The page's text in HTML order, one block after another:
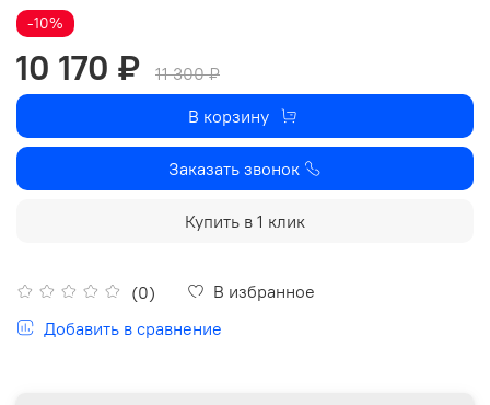
(0)
В избранное
Добавить в сравнение
-10%
10 170 ₽
11 300 ₽
В корзину
Заказать звонок
Купить в 1 клик